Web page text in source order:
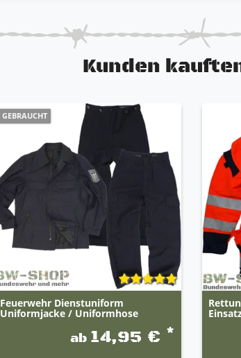
Kunden
GEBRAUCHT
Feuerwehr Dienstuniform
Uniformjacke / Uniformhose
ab 14,95 € *